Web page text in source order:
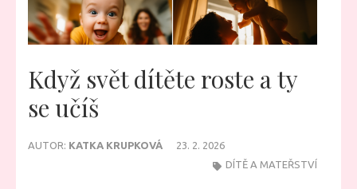
Když svět dítěte roste a ty
se učíš
AUTOR: KATKA KRUPKOVÁ
23. 2. 2026
DÍTĚ A MATEŘSTVÍ